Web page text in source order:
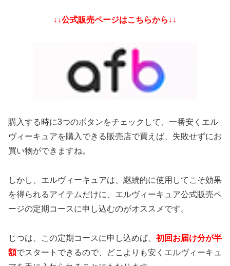
↓↓公式販売ページはこちらから↓↓
購入する時に3つのボタンをチェックして、一番安くエル
ヴィーキュアを購入できる販売店で買えば、失敗せずにお
買い物ができますね。
しかし、エルヴィーキュアは、継続的に使用してこそ効果
を得られるアイテムだけに、エルヴィーキュア公式販売ペ
ージの定期コースに申し込むのがオススメです。
じつは、この定期コースに申し込めば、 初回お届け分が半
額でスタートできるので、どこよりも安くエルヴィーキュ